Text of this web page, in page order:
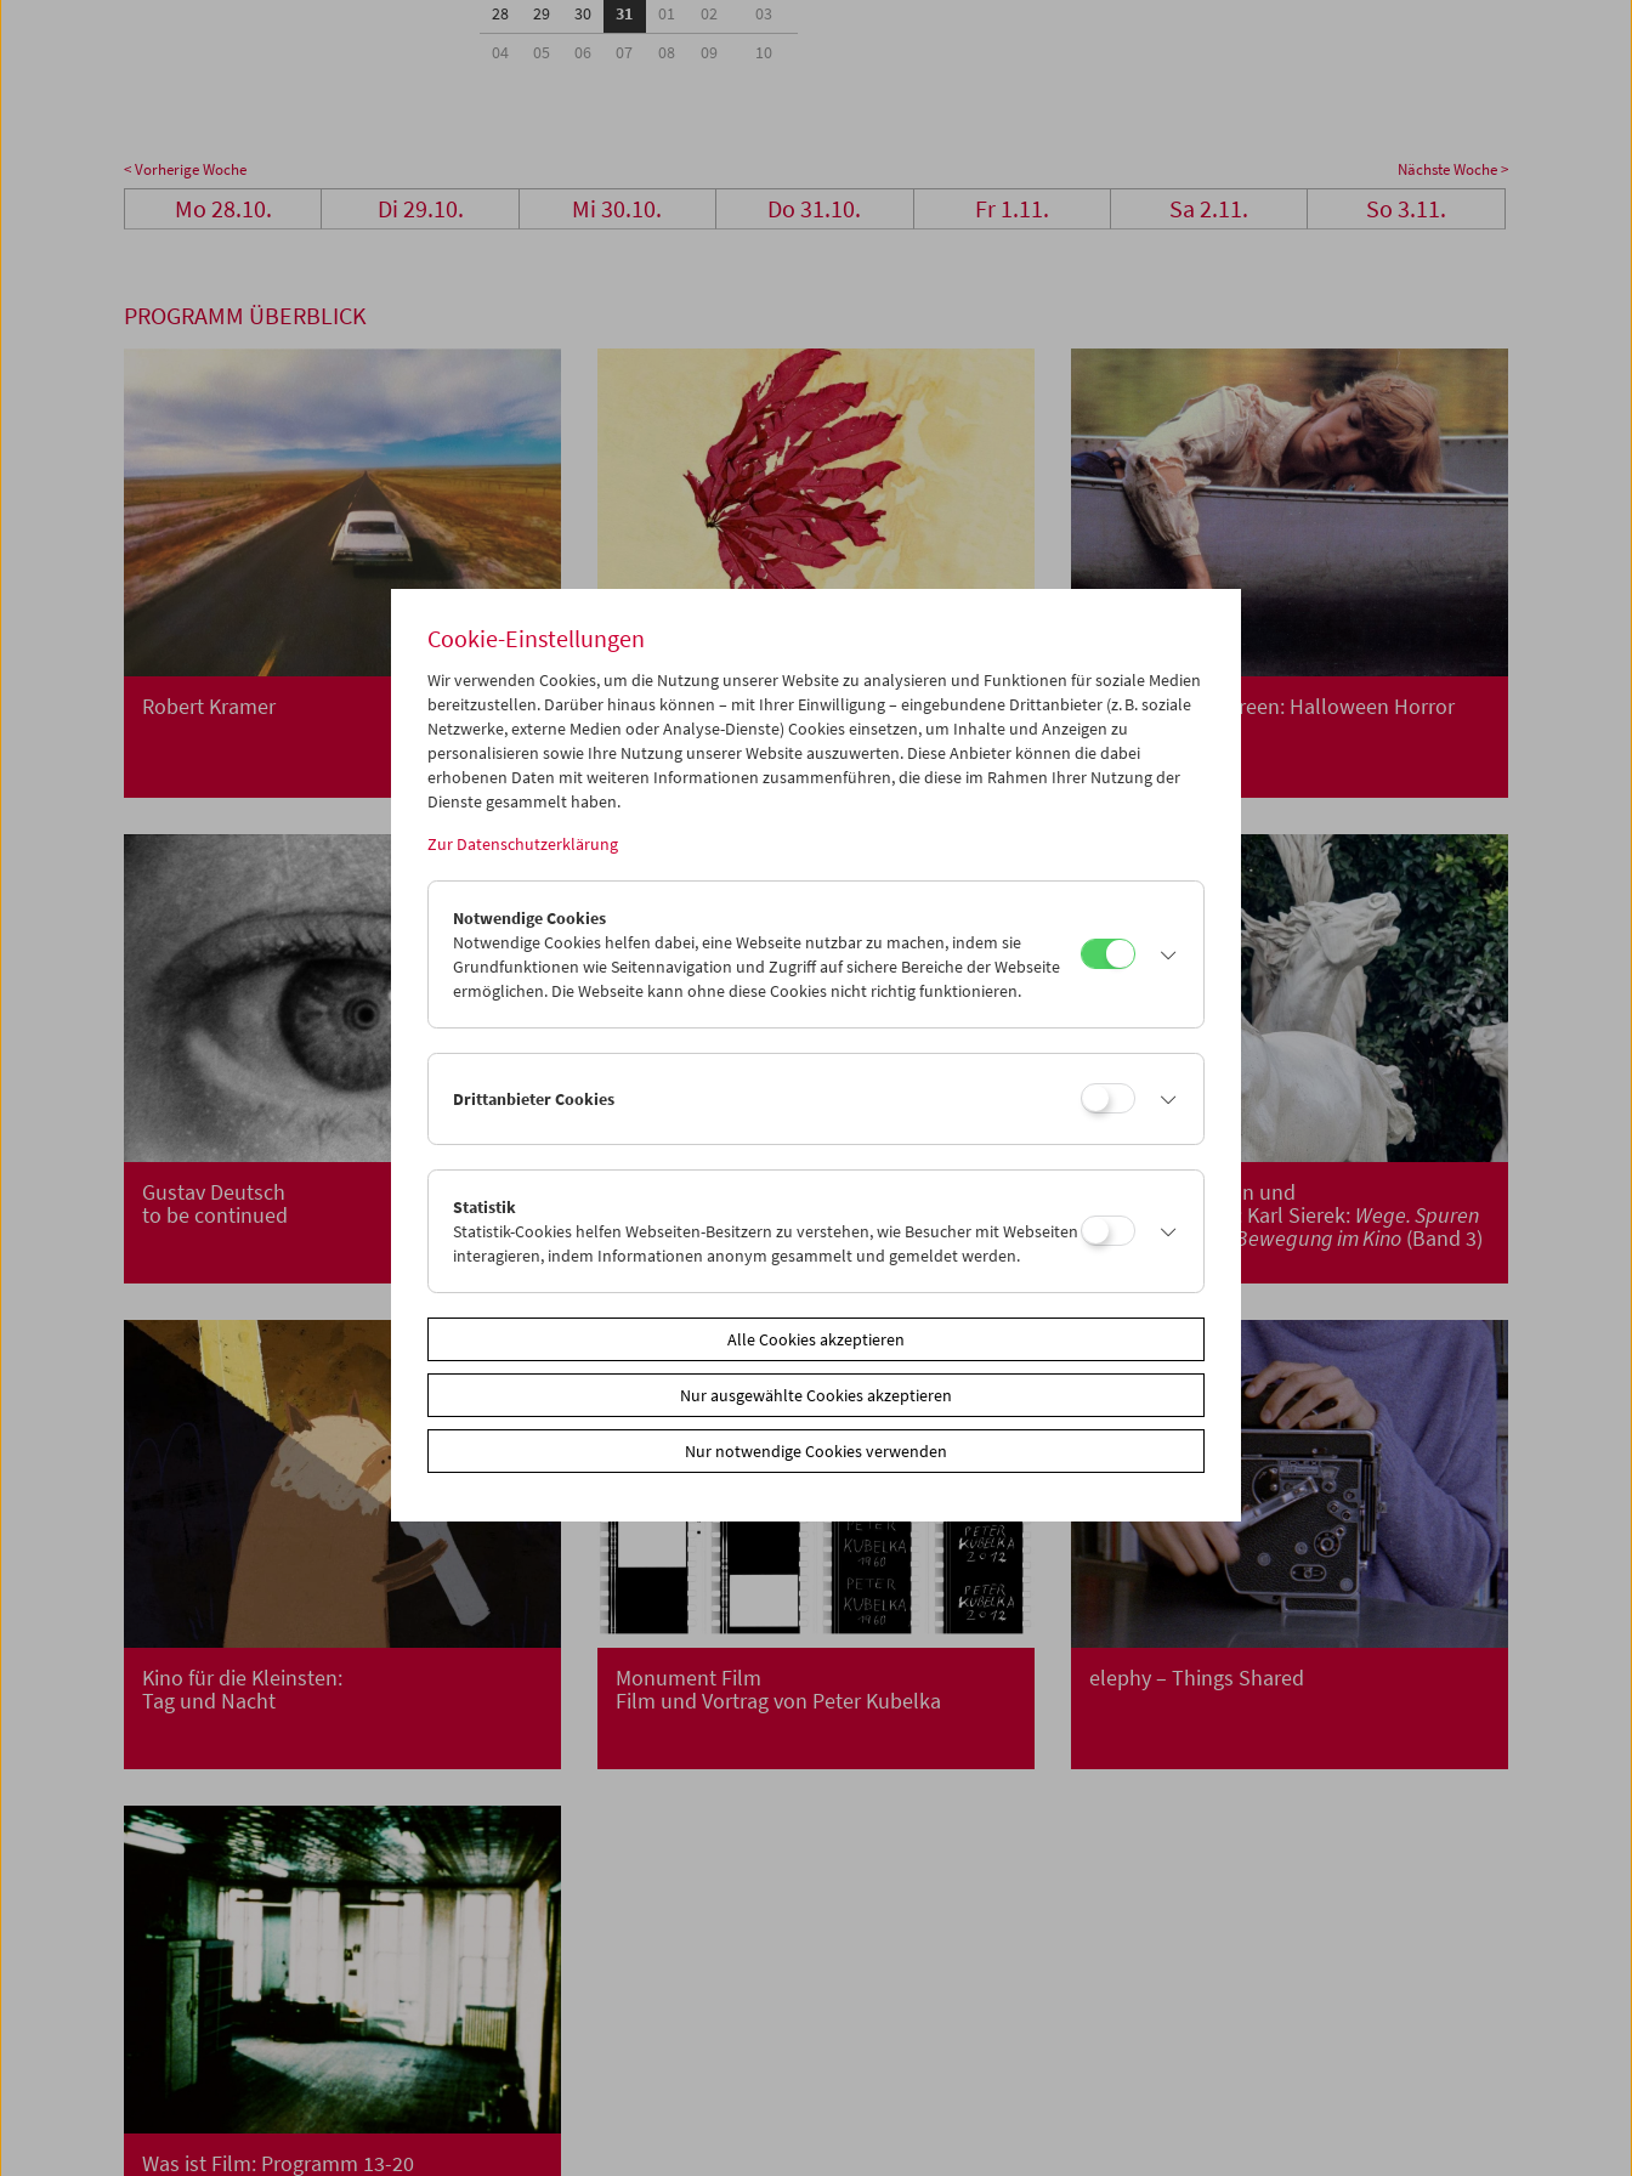
28
29 30 31 01 02
03
04
05 06 07 08 09 10
< Vorherige Woche Nächste Woche >
Mo 28.10. Di 29.10. Mi 30.10. Do 31.10. Fr 1.11. Sa 2.11. So 3.11.
PROGRAMM ÜBERBLICK
Robert Kramer Viennale im Filmmuseum Collection on Screen: Halloween Horror
Gustav Deutsch
to be continued
Buchpräsentation und
Filmprogramme: Karl Sierek: Wege. Spuren
und Bahnen der Bewegung im Kino (Band 3)
Kino für die Kleinsten:
Tag und Nacht
Monument Film
Film und Vortrag von Peter Kubelka
elephy – Things Shared
Was ist Film: Programm 13-20
Cookie-Einstellungen
Wir verwenden Cookies, um die Nutzung unserer Website zu analysieren und Funktionen für soziale Medien
bereitzustellen. Darüber hinaus können – mit Ihrer Einwilligung – eingebundene Drittanbieter (z. B. soziale
Netzwerke, externe Medien oder Analyse-Dienste) Cookies einsetzen, um Inhalte und Anzeigen zu
personalisieren sowie Ihre Nutzung unserer Website auszuwerten. Diese Anbieter können die dabei
erhobenen Daten mit weiteren Informationen zusammenführen, die diese im Rahmen Ihrer Nutzung der
Dienste gesammelt haben.
Zur Datenschutzerklärung
Notwendige Cookies
Notwendige Cookies helfen dabei, eine Webseite nutzbar zu machen, indem sie
Grundfunktionen wie Seitennavigation und Zugriff auf sichere Bereiche der Webseite
ermöglichen. Die Webseite kann ohne diese Cookies nicht richtig funktionieren.
Drittanbieter Cookies
Statistik
Statistik-Cookies helfen Webseiten-Besitzern zu verstehen, wie Besucher mit Webseiten
interagieren, indem Informationen anonym gesammelt und gemeldet werden.
Alle Cookies akzeptieren
Nur ausgewählte Cookies akzeptieren
Nur notwendige Cookies verwenden